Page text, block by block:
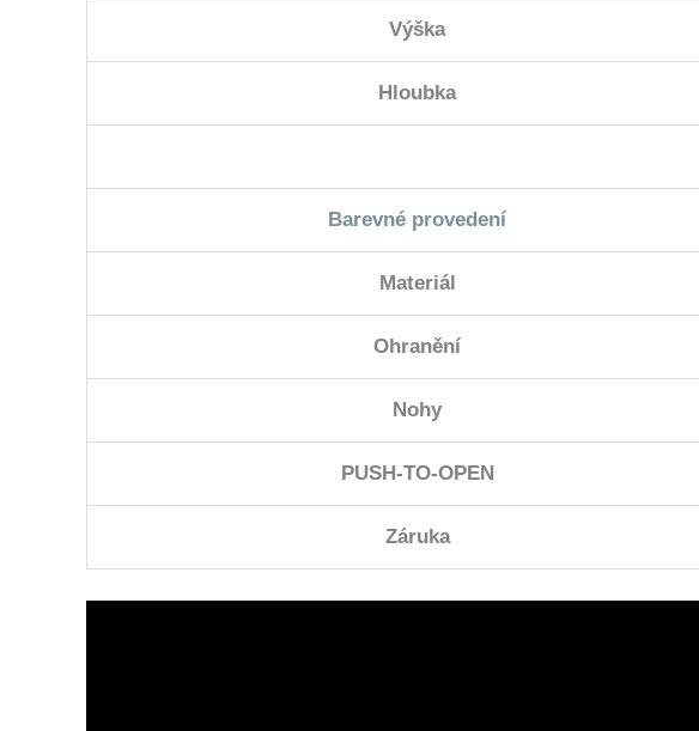
Výška
Hloubka
Barevné provedení
Materiál
Ohranění
Nohy
PUSH-TO-OPEN
Záruka